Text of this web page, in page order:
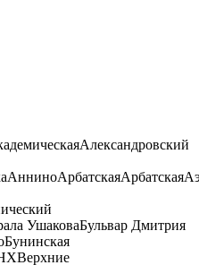
Александровский
АнниноАрбатскаяАрбатская
УшаковаБульвар Дмитрия
Бунинская
Верхние